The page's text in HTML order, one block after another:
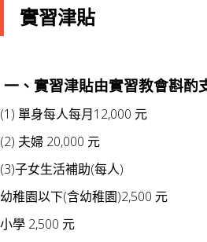
實習津貼
一、實習津貼由實習教會斟酌
(1) 單身每人每月12,000 元
(2) 夫婦 20,000 元
(3)子女生活補助(每人)
幼稚園以下(含幼稚園)2,500 元
小學 2,500 元